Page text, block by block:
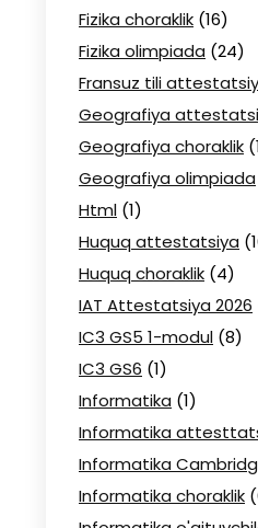
Fizika choraklik (16)
Fizika olimpiada (24)
Fransuz tili
Geografiya
Geografiya choraklik
Geografiya olimpiada
Html (1)
Huquq attestatsiya
Huquq choraklik (4)
IAT Attestatsiya 2026
IC3 GS5 1-modul (8)
IC3 GS6 (1)
Informatika (1)
Informatika
Informatika
Informatika choraklik